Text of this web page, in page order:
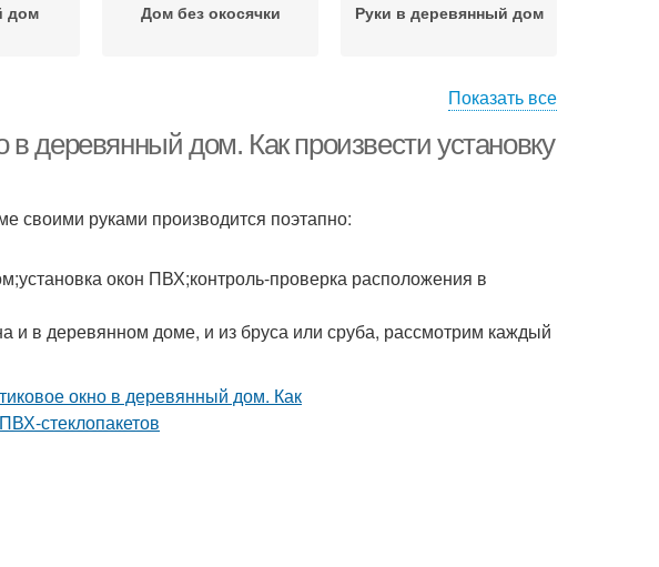
дом Дом без окосячки Руки в деревянный дом
Показать все
в деревянный дом. Как произвести установку
своими руками производится поэтапно:
окон ПВХ;контроль-проверка расположения в
и в деревянном доме, и из бруса или сруба, рассмотрим каждый